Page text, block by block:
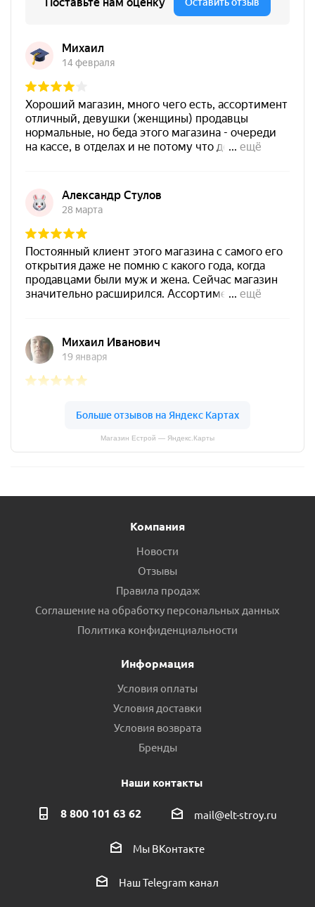
Магазин Естрой — Яндекс.Карты
Компания
Новости
Отзывы
Правила продаж
Соглашение на обработку персональных данных
Политика конфиденциальности
Информация
Условия оплаты
Условия доставки
Условия возврата
Бренды
Наши контакты
8 800 101 63 62 mail@elt-stroy.ru
Мы ВКонтакте
Наш Telegram канал